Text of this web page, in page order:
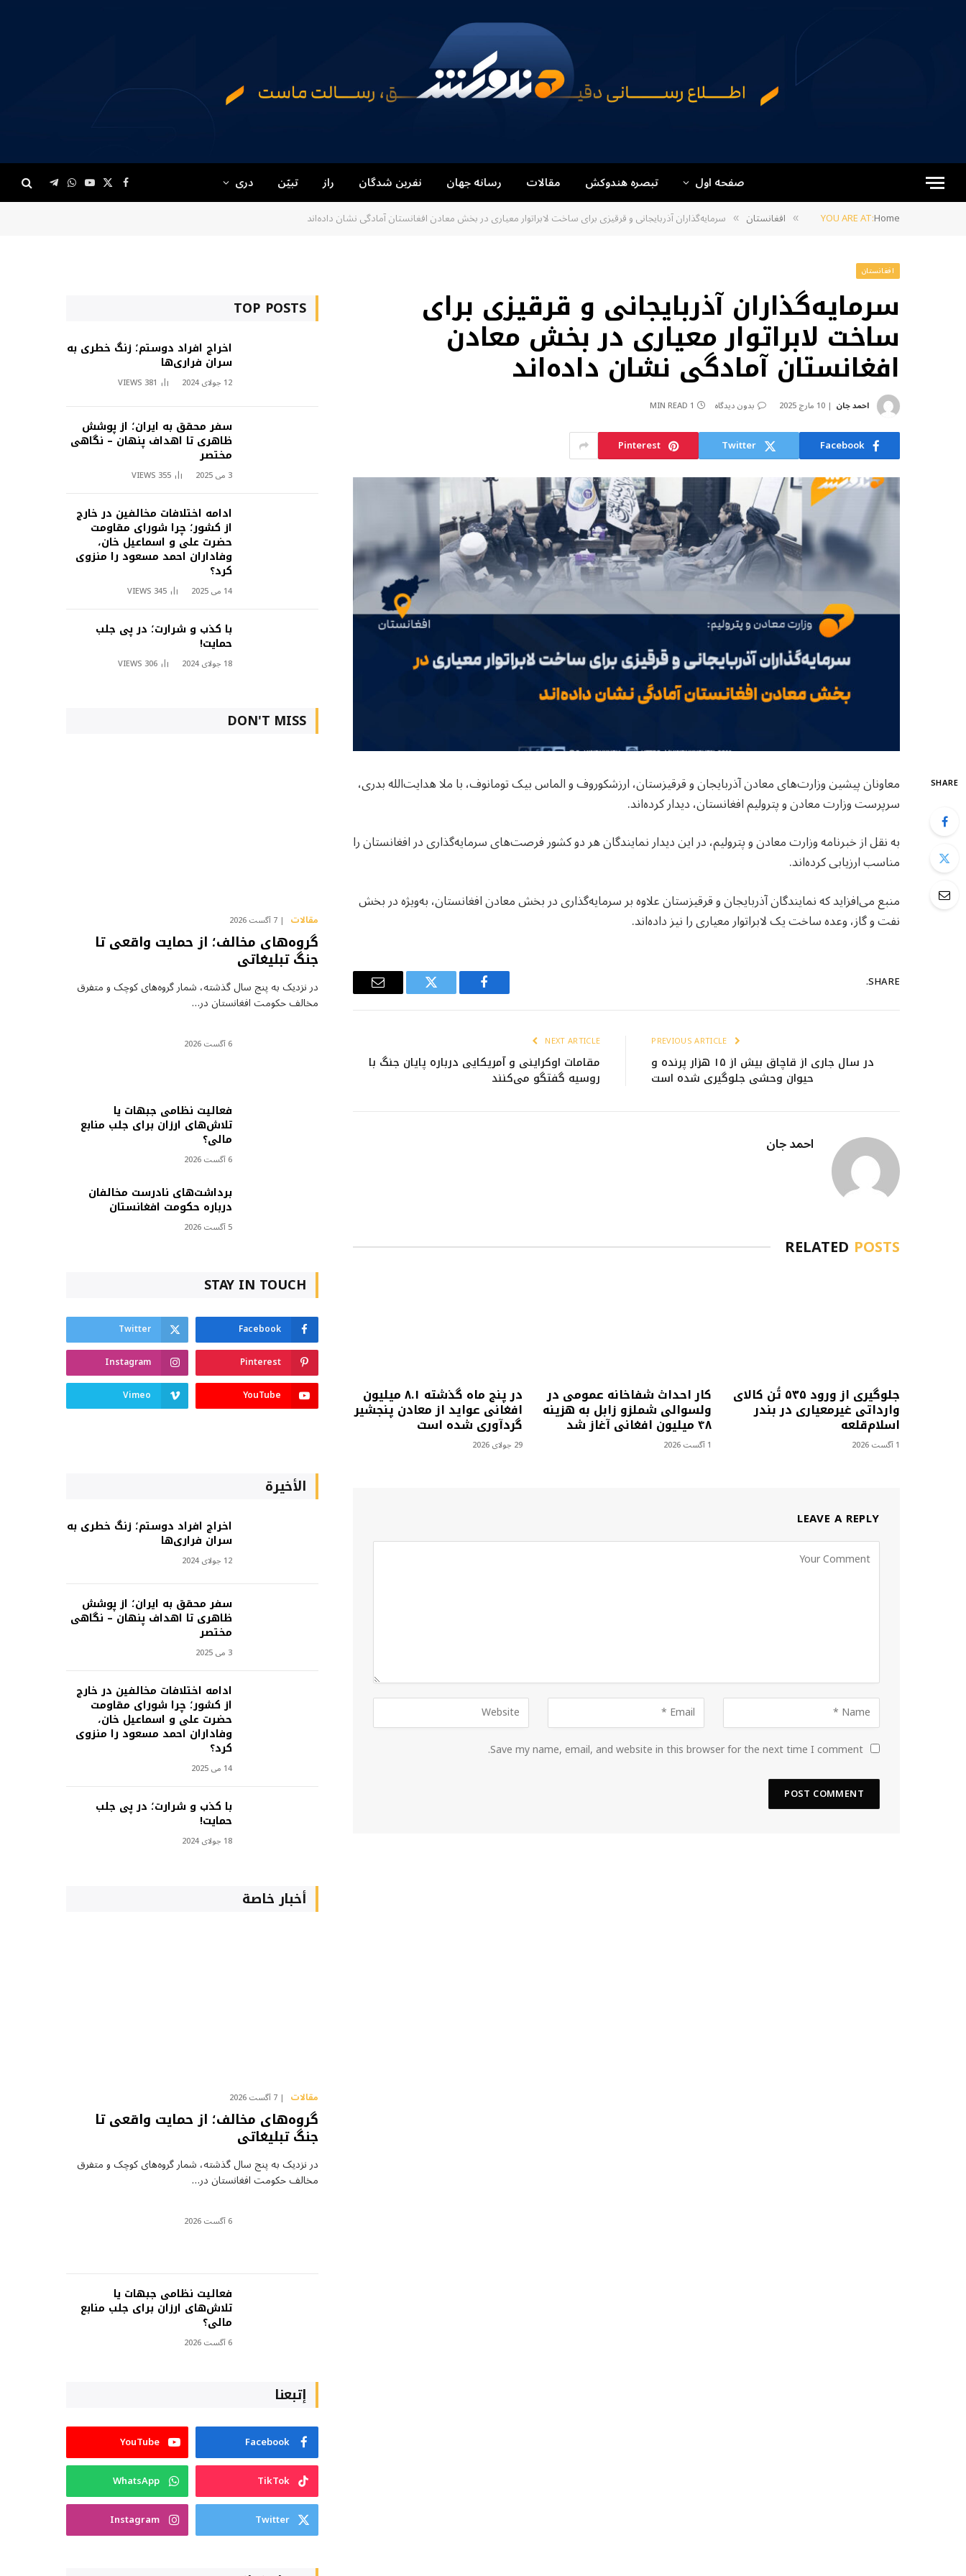
صفحه اول تبصره هندوکش مقالات رسانه جهان نفرین شدگان راز تبیّن دری Facebook
X
(Twitter)
YouTube
WhatsApp
Telegram
YOU ARE AT:Home
» افغانستان » سرمایه‌گذاران آذربایجانی و قرقیزی برای ساخت لابراتوار معیاری در بخش معادن افغانستان آمادگی نشان داده‌اند
افغانستان
سرمایه‌گذاران آذربایجانی و قرقیزی برای
ساخت لابراتوار معیاری در بخش معادن
افغانستان آمادگی نشان داده‌اند
احمد جان 10 مارچ 2025 بدون دیدگاه 1 MIN READ
Facebook
Twitter
Pinterest
SHARE
معاونان پیشین وزارت‌های معادن آذربایجان و قرقیزستان، ارزشکوروف و الماس بیک تومانوف، با ملا هدایت‌الله بدری،
سرپرست وزارت معادن و پترولیم افغانستان، دیدار کرده‌اند.
به نقل از خبرنامه وزارت معادن و پترولیم، در این دیدار نمایندگان هر دو کشور فرصت‌های سرمایه‌گذاری در افغانستان را
مناسب ارزیابی کرده‌اند.
منبع می‌افزاید که نمایندگان آذربایجان و قرقیزستان علاوه بر سرمایه‌گذاری در بخش معادن افغانستان، به‌ویژه در بخش
نفت و گاز، وعده ساخت یک لابراتوار معیاری را نیز داده‌اند.
SHARE.
Facebook
Twitter
Email
در سال جاری از قاچاق بیش از ۱۵ هزار پرنده و
حیوان وحشی جلوگیری شده است
NEXT ARTICLE
مقامات اوکراینی و آمریکایی درباره پایان جنگ با
روسیه گفتگو می‌کنند
احمد جان
RELATED POSTS
جلوگیری از ورود ۵۳۵ تُن کالای
وارداتی غیرمعیاری در بندر
اسلام‌قلعه
1 آگست 2026
کار احداث شفاخانه عمومی در
ولسوالی شملزو زابل به هزینه
۴۸ میلیون افغانی آغاز شد
1 آگست 2026
در پنج ماه گذشته ۸.۱ میلیون
افغانی عواید از معادن پنجشیر
گردآوری شده است
29 جولای 2026
LEAVE A REPLY
Save my name, email, and website in this browser for the next time I comment.
TOP POSTS
اخراج افراد دوستم؛ زنگ خطری به
سران فراری‌ها
12 جولای 2024 381
VIEWS
سفر محقق به ایران؛ از پوشش
ظاهری تا اهداف پنهان – نگاهی
مختصر
3 می 2025 355
VIEWS
ادامه اختلافات مخالفین در خارج
از کشور؛ چرا شورای مقاومت
حضرت علی و اسماعیل خان،
وفاداران احمد مسعود را منزوی
کرد؟
14 می 2025 345
VIEWS
با کذب و شرارت؛ در پی جلب
حمایت!
18 جولای 2024 306
VIEWS
DON'T MISS
مقالات 7 آگست 2026
گروه‌های مخالف؛ از حمایت واقعی تا
جنگ تبلیغاتی
در نزدیک به پنج سال گذشته، شمار گروه‌های کوچک و متفرق
مخالف حکومت افغانستان در…
6 آگست 2026
فعالیت نظامی جبهات یا
تلاش‌های ارزان برای جلب منابع
مالی؟
6 آگست 2026
برداشت‌های نادرست مخالفان
درباره حکومت افغانستان
5 آگست 2026
STAY IN TOUCH
Facebook
Twitter
Pinterest
Instagram
YouTube
Vimeo
الأخيرة
اخراج افراد دوستم؛ زنگ خطری به
سران فراری‌ها
12 جولای 2024
سفر محقق به ایران؛ از پوشش
ظاهری تا اهداف پنهان – نگاهی
مختصر
3 می 2025
ادامه اختلافات مخالفین در خارج
از کشور؛ چرا شورای مقاومت
حضرت علی و اسماعیل خان،
وفاداران احمد مسعود را منزوی
کرد؟
14 می 2025
با کذب و شرارت؛ در پی جلب
حمایت!
18 جولای 2024
أخبار خاصة
مقالات 7 آگست 2026
گروه‌های مخالف؛ از حمایت واقعی تا
جنگ تبلیغاتی
در نزدیک به پنج سال گذشته، شمار گروه‌های کوچک و متفرق
مخالف حکومت افغانستان در…
6 آگست 2026
فعالیت نظامی جبهات یا
تلاش‌های ارزان برای جلب منابع
مالی؟
6 آگست 2026
إتبعنا
Facebook
YouTube
TikTok
WhatsApp
Twitter
Instagram